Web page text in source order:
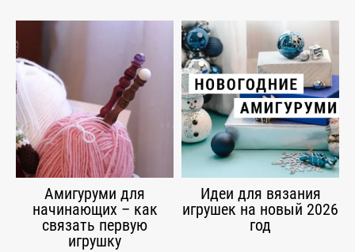
Амигуруми для
начинающих – как
связать первую
игрушку
Идеи для вязания
игрушек на новый 2026
год